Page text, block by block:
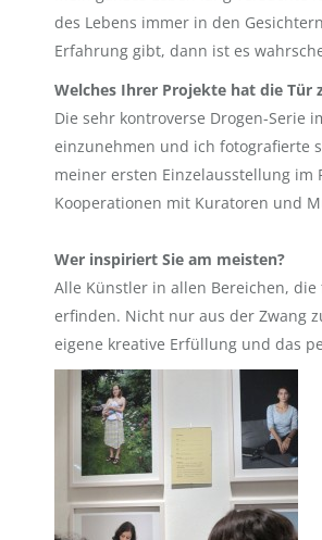
des Lebens immer in den
Erfahrung gibt, dann ist es
Welches Ihrer Projekte hat die Tür
Die sehr kontroverse Drogen-Serie
einzunehmen und ich fotografierte
meiner ersten Einzelausstellung im
Kooperationen mit Kuratoren und
Wer inspiriert Sie am meisten?
Alle Künstler in allen Bereichen,
erfinden. Nicht nur aus der Zwang
eigene kreative Erfüllung und das